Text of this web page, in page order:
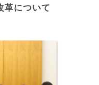
について